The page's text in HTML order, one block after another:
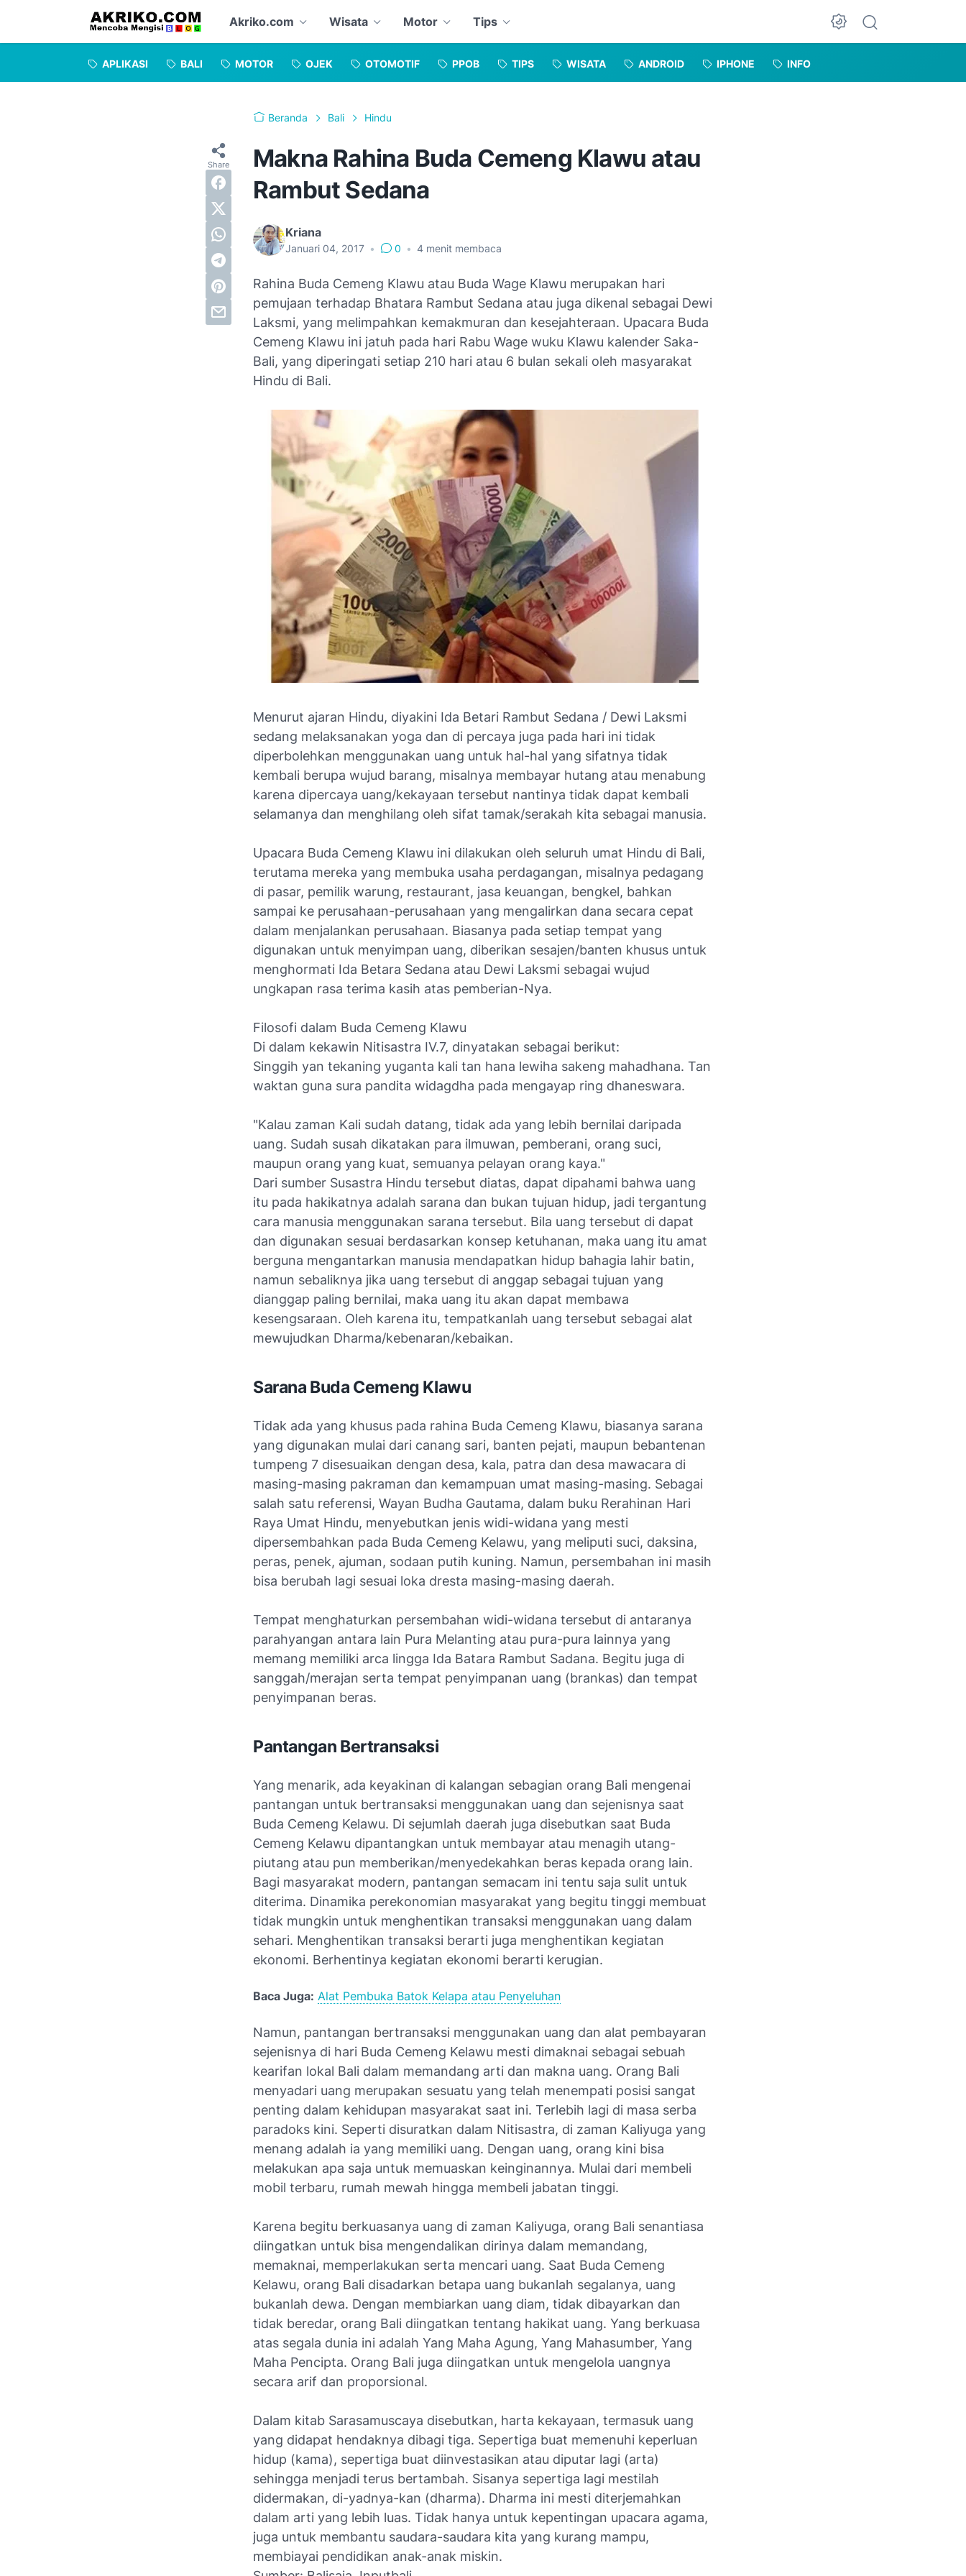
Akriko.com Wisata Motor Tips
Dark Mode
APLIKASI BALI MOTOR OJEK OTOMOTIF PPOB TIPS WISATA ANDROID IPHONE INFO
Beranda Bali Hindu
Makna Rahina Buda Cemeng Klawu atau
Rambut Sedana
Kriana
Januari 04, 2017 • 0 • 4 menit membaca
Rahina Buda Cemeng Klawu atau Buda Wage Klawu merupakan hari
pemujaan terhadap Bhatara Rambut Sedana atau juga dikenal sebagai Dewi
Laksmi, yang melimpahkan kemakmuran dan kesejahteraan. Upacara Buda
Cemeng Klawu ini jatuh pada hari Rabu Wage wuku Klawu kalender Saka-
Bali, yang diperingati setiap 210 hari atau 6 bulan sekali oleh masyarakat
Hindu di Bali.
Menurut ajaran Hindu, diyakini Ida Betari Rambut Sedana / Dewi Laksmi
sedang melaksanakan yoga dan di percaya juga pada hari ini tidak
diperbolehkan menggunakan uang untuk hal-hal yang sifatnya tidak
kembali berupa wujud barang, misalnya membayar hutang atau menabung
karena dipercaya uang/kekayaan tersebut nantinya tidak dapat kembali
selamanya dan menghilang oleh sifat tamak/serakah kita sebagai manusia.
Upacara Buda Cemeng Klawu ini dilakukan oleh seluruh umat Hindu di Bali,
terutama mereka yang membuka usaha perdagangan, misalnya pedagang
di pasar, pemilik warung, restaurant, jasa keuangan, bengkel, bahkan
sampai ke perusahaan-perusahaan yang mengalirkan dana secara cepat
dalam menjalankan perusahaan. Biasanya pada setiap tempat yang
digunakan untuk menyimpan uang, diberikan sesajen/banten khusus untuk
menghormati Ida Betara Sedana atau Dewi Laksmi sebagai wujud
ungkapan rasa terima kasih atas pemberian-Nya.
Filosofi dalam Buda Cemeng Klawu
Di dalam kekawin Nitisastra IV.7, dinyatakan sebagai berikut:
Singgih yan tekaning yuganta kali tan hana lewiha sakeng mahadhana. Tan
waktan guna sura pandita widagdha pada mengayap ring dhaneswara.
"Kalau zaman Kali sudah datang, tidak ada yang lebih bernilai daripada
uang. Sudah susah dikatakan para ilmuwan, pemberani, orang suci,
maupun orang yang kuat, semuanya pelayan orang kaya."
Dari sumber Susastra Hindu tersebut diatas, dapat dipahami bahwa uang
itu pada hakikatnya adalah sarana dan bukan tujuan hidup, jadi tergantung
cara manusia menggunakan sarana tersebut. Bila uang tersebut di dapat
dan digunakan sesuai berdasarkan konsep ketuhanan, maka uang itu amat
berguna mengantarkan manusia mendapatkan hidup bahagia lahir batin,
namun sebaliknya jika uang tersebut di anggap sebagai tujuan yang
dianggap paling bernilai, maka uang itu akan dapat membawa
kesengsaraan. Oleh karena itu, tempatkanlah uang tersebut sebagai alat
mewujudkan Dharma/kebenaran/kebaikan.
Sarana Buda Cemeng Klawu
Tidak ada yang khusus pada rahina Buda Cemeng Klawu, biasanya sarana
yang digunakan mulai dari canang sari, banten pejati, maupun bebantenan
tumpeng 7 disesuaikan dengan desa, kala, patra dan desa mawacara di
masing-masing pakraman dan kemampuan umat masing-masing. Sebagai
salah satu referensi, Wayan Budha Gautama, dalam buku Rerahinan Hari
Raya Umat Hindu, menyebutkan jenis widi-widana yang mesti
dipersembahkan pada Buda Cemeng Kelawu, yang meliputi suci, daksina,
peras, penek, ajuman, sodaan putih kuning. Namun, persembahan ini masih
bisa berubah lagi sesuai loka dresta masing-masing daerah.
Tempat menghaturkan persembahan widi-widana tersebut di antaranya
parahyangan antara lain Pura Melanting atau pura-pura lainnya yang
memang memiliki arca lingga Ida Batara Rambut Sadana. Begitu juga di
sanggah/merajan serta tempat penyimpanan uang (brankas) dan tempat
penyimpanan beras.
Pantangan Bertransaksi
Yang menarik, ada keyakinan di kalangan sebagian orang Bali mengenai
pantangan untuk bertransaksi menggunakan uang dan sejenisnya saat
Buda Cemeng Kelawu. Di sejumlah daerah juga disebutkan saat Buda
Cemeng Kelawu dipantangkan untuk membayar atau menagih utang-
piutang atau pun memberikan/menyedekahkan beras kepada orang lain.
Bagi masyarakat modern, pantangan semacam ini tentu saja sulit untuk
diterima. Dinamika perekonomian masyarakat yang begitu tinggi membuat
tidak mungkin untuk menghentikan transaksi menggunakan uang dalam
sehari. Menghentikan transaksi berarti juga menghentikan kegiatan
ekonomi. Berhentinya kegiatan ekonomi berarti kerugian.
Baca Juga: Alat Pembuka Batok Kelapa atau Penyeluhan
Namun, pantangan bertransaksi menggunakan uang dan alat pembayaran
sejenisnya di hari Buda Cemeng Kelawu mesti dimaknai sebagai sebuah
kearifan lokal Bali dalam memandang arti dan makna uang. Orang Bali
menyadari uang merupakan sesuatu yang telah menempati posisi sangat
penting dalam kehidupan masyarakat saat ini. Terlebih lagi di masa serba
paradoks kini. Seperti disuratkan dalam Nitisastra, di zaman Kaliyuga yang
menang adalah ia yang memiliki uang. Dengan uang, orang kini bisa
melakukan apa saja untuk memuaskan keinginannya. Mulai dari membeli
mobil terbaru, rumah mewah hingga membeli jabatan tinggi.
Karena begitu berkuasanya uang di zaman Kaliyuga, orang Bali senantiasa
diingatkan untuk bisa mengendalikan dirinya dalam memandang,
memaknai, memperlakukan serta mencari uang. Saat Buda Cemeng
Kelawu, orang Bali disadarkan betapa uang bukanlah segalanya, uang
bukanlah dewa. Dengan membiarkan uang diam, tidak dibayarkan dan
tidak beredar, orang Bali diingatkan tentang hakikat uang. Yang berkuasa
atas segala dunia ini adalah Yang Maha Agung, Yang Mahasumber, Yang
Maha Pencipta. Orang Bali juga diingatkan untuk mengelola uangnya
secara arif dan proporsional.
Dalam kitab Sarasamuscaya disebutkan, harta kekayaan, termasuk uang
yang didapat hendaknya dibagi tiga. Sepertiga buat memenuhi keperluan
hidup (kama), sepertiga buat diinvestasikan atau diputar lagi (arta)
sehingga menjadi terus bertambah. Sisanya sepertiga lagi mestilah
didermakan, di-yadnya-kan (dharma). Dharma ini mesti diterjemahkan
dalam arti yang lebih luas. Tidak hanya untuk kepentingan upacara agama,
juga untuk membantu saudara-saudara kita yang kurang mampu,
membiayai pendidikan anak-anak miskin.